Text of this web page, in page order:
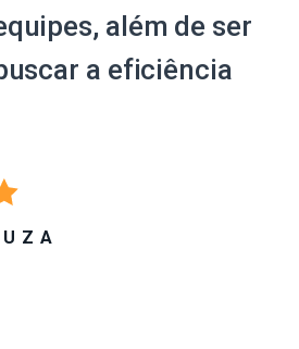
além de ser
a eficiência